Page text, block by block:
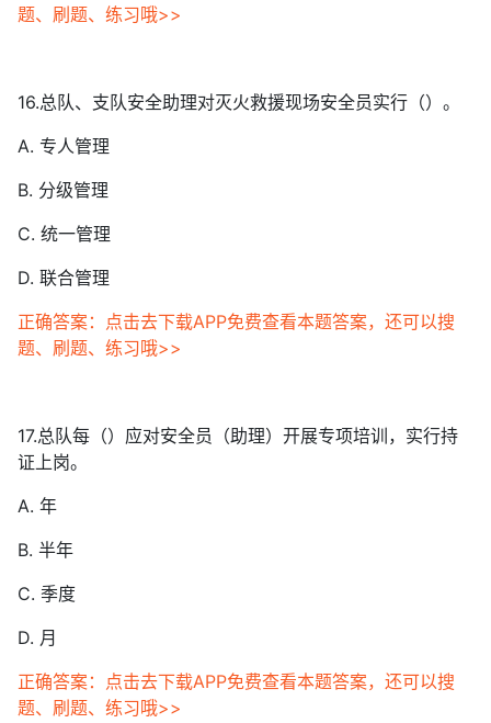
题、刷题、练习哦>>
16.总队、支队安全助理对灭火救援现场安全员实行（）。
A. 专人管理
B. 分级管理
C. 统一管理
D. 联合管理
正确答案：点击去下载APP免费查看本题答案，还可以搜
题、刷题、练习哦>>
17.总队每（）应对安全员（助理）开展专项培训，实行持
证上岗。
A. 年
B. 半年
C. 季度
D. 月
正确答案：点击去下载APP免费查看本题答案，还可以搜
题、刷题、练习哦>>